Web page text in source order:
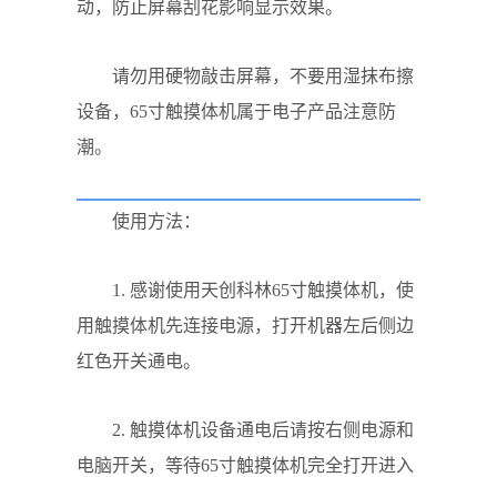
动，防止屏幕刮花影响显示效果。
请勿用硬物敲击屏幕，不要用湿抹布擦
设备，65寸触摸体机属于电子产品注意防
潮。
使用方法：
1. 感谢使用天创科林65寸触摸体机，使
用触摸体机先连接电源，打开机器左后侧边
红色开关通电。
2. 触摸体机设备通电后请按右侧电源和
电脑开关，等待65寸触摸体机完全打开进入